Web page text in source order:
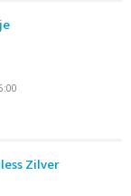
Zilver